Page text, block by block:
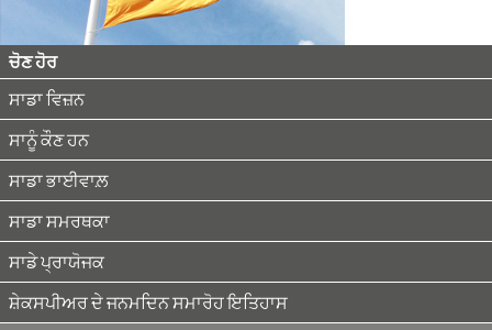
ਚੋਣ ਹੋਰ
ਸਾਡਾ ਵਿਜ਼ਨ
ਸਾਨੂੰ ਕੌਣ ਹਨ
ਸਾਡਾ ਭਾਈਵਾਲ਼
ਸਾਡਾ ਸਮਰਥਕਾ
ਸਾਡੇ ਪ੍ਰਾਯੋਜਕ
ਸ਼ੇਕਸਪੀਅਰ ਦੇ ਜਨਮਦਿਨ ਸਮਾਰੋਹ ਇਤਿਹਾਸ